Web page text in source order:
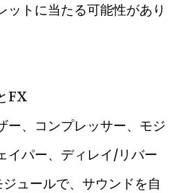
ットに当たる可能性があり
FX
ー、コンプレッサー、モジ
イパー、ディレイ/リバー
ュールで、サウンドを自